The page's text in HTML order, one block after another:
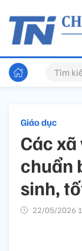
Giáo dục
Các
chuẩn
sinh,
22/05/2026